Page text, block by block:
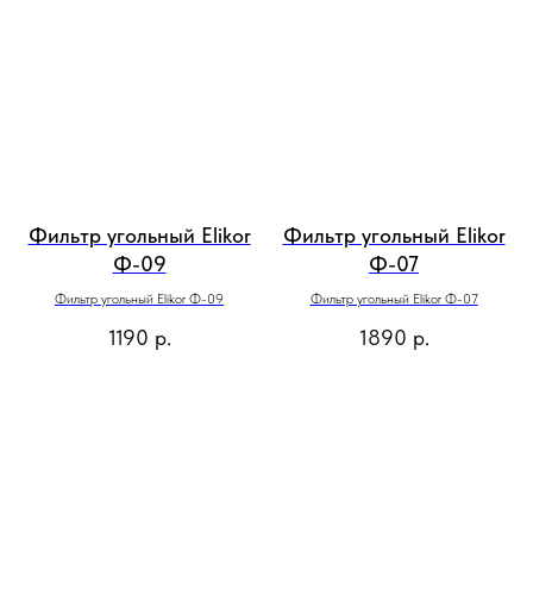
Фильтр угольный Elikor
Ф-09
Фильтр угольный Elikor Ф-09
1190 р.
Фильтр угольный Elikor
Ф-07
Фильтр угольный Elikor Ф-07
1890 р.